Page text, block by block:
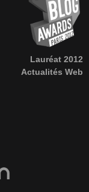
Lauréat 2012
Actualités Web